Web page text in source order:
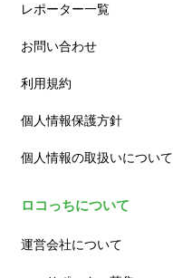
レポーター一覧
お問い合わせ
利用規約
個人情報保護方針
個人情報の取扱いについて
ロコっちについて
運営会社について